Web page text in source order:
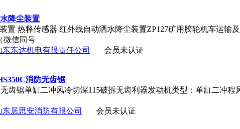
降尘装置
置 热释传感器 红外线自动洒水降尘装置ZP127矿用胶轮机车运输
微信同号
东东达机电有限责任公司 会员未认证
消防无齿锯
齿锯单缸二冲风冷切深115破拆无齿利器发动机类型：单缸二冲程
东居思安消防有限公司 会员未认证